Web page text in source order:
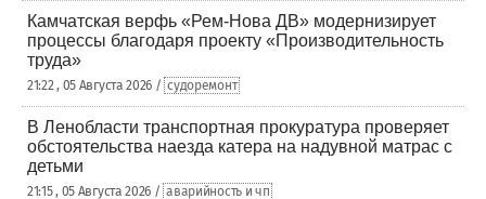
Камчатская верфь «Рем-Нова ДВ» модернизирует
процессы благодаря проекту «Производительность
труда»
21:22 , 05 Августа 2026 / судоремонт
В Ленобласти транспортная прокуратура проверяет
обстоятельства наезда катера на надувной матрас с
детьми
21:15 , 05 Августа 2026 / аварийность и чп